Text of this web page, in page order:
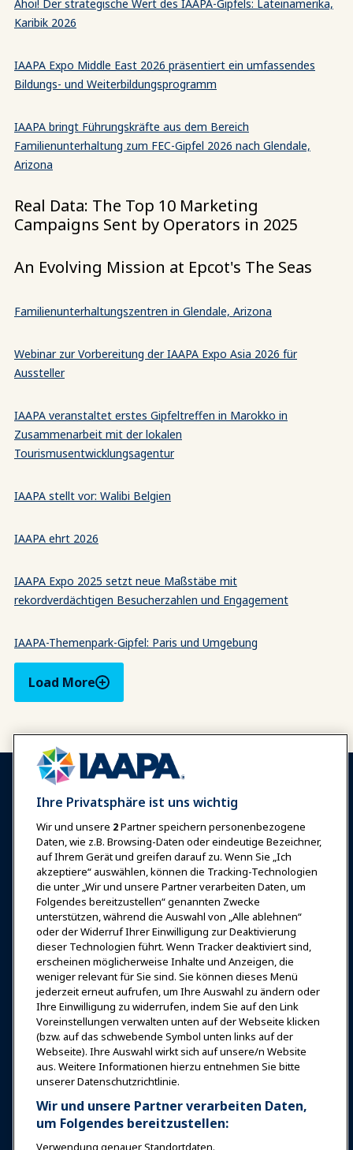
Ahoi! Der strategische Wert des IAAPA-Gipfels: Lateinamerika,
Karibik 2026
IAAPA Expo Middle East 2026 präsentiert ein umfassendes
Bildungs- und Weiterbildungsprogramm
IAAPA bringt Führungskräfte aus dem Bereich
Familienunterhaltung zum FEC-Gipfel 2026 nach Glendale,
Arizona
Real Data: The Top 10 Marketing
Campaigns Sent by Operators in 2025
An Evolving Mission at Epcot's The Seas
Familienunterhaltungszentren in Glendale, Arizona
Webinar zur Vorbereitung der IAAPA Expo Asia 2026 für
Aussteller
IAAPA veranstaltet erstes Gipfeltreffen in Marokko in
Zusammenarbeit mit der lokalen
Tourismusentwicklungsagentur
IAAPA stellt vor: Walibi Belgien
IAAPA ehrt 2026
IAAPA Expo 2025 setzt neue Maßstäbe mit
rekordverdächtigen Besucherzahlen und Engagement
IAAPA-Themenpark-Gipfel: Paris und Umgebung
Load More
Anmelden Jetzt beitreten
Auszeichnungen Karrieren
Kontakt
Expos & Veranstaltungen
News & Funwelt
Bildung
Sicherheit & Schutz
Plädoyer
Forschung & Berichte
Ihre Privatsphäre ist uns wichtig
Wir und unsere 2Partner speichern personenbezogene
Daten, wie z.B. Browsing-Daten oder eindeutige Bezeichner,
auf Ihrem Gerät und greifen darauf zu. Wenn Sie „Ich
akzeptiere“ auswählen, können die Tracking-Technologien
die unter „Wir und unsere Partner verarbeiten Daten, um
Folgendes bereitzustellen“ genannten Zwecke
unterstützen, während die Auswahl von „Alle ablehnen“
oder der Widerruf Ihrer Einwilligung zur Deaktivierung
dieser Technologien führt. Wenn Tracker deaktiviert sind,
erscheinen möglicherweise Inhalte und Anzeigen, die
weniger relevant für Sie sind. Sie können dieses Menü
jederzeit erneut aufrufen, um Ihre Auswahl zu ändern oder
Ihre Einwilligung zu widerrufen, indem Sie auf den Link
Voreinstellungen verwalten unten auf der Webseite klicken
(bzw. auf das schwebende Symbol unten links auf der
Webseite). Ihre Auswahl wirkt sich auf unsere/n Website
aus. Weitere Informationen hierzu entnehmen Sie bitte
unserer Datenschutzrichtlinie.
Wir und unsere Partner verarbeiten Daten,
um Folgendes bereitzustellen:
Verwendung genauer Standortdaten.